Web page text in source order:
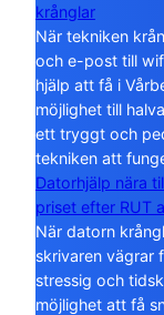
krånglar
När tekniken
och e-post till
hjälp att få i
möjlighet till
ett tryggt och
tekniken att
Datorhjälp nära
priset efter RUT
När datorn
skrivaren vägrar
stressig och
möjlighet att få